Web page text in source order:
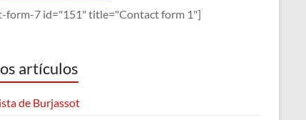
form-7 id="151" title="Contact form 1"]
artículos
de Burjassot